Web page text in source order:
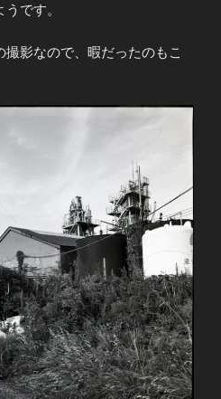
です。
影なので、暇だったのもこ